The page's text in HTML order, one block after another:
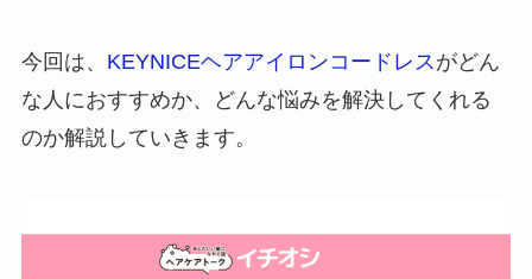
今回は、 KEYNICEヘアアイロンコードレス がどん
な人におすすめか、どんな悩みを解決してくれる
のか解説していきます。